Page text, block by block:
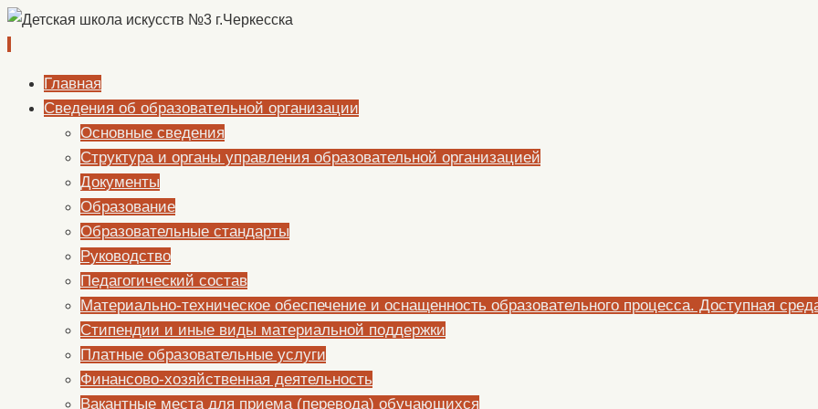
Перейти
содержимому
Главная
Сведения об образовательной организации
Основные сведения
Структура и органы управления образовательной организацией
Документы
Образование
Образовательные стандарты
Руководство
Педагогический состав
Материально-техническое обеспечение и оснащенность образовательного процесса. Доступная
Стипендии и иные виды материальной поддержки
Платные образовательные услуги
Финансово-хозяйственная деятельность
Вакантные места для приема (перевода) обучающихся